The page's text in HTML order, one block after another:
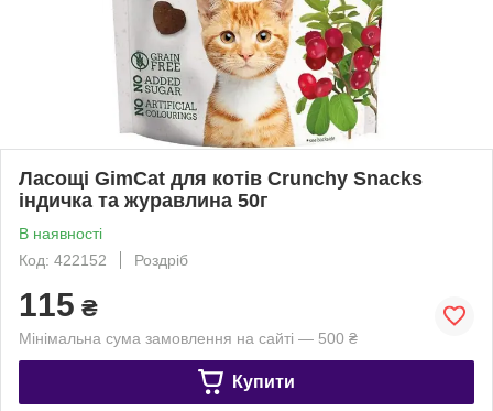
Ласощі GimCat для котів Crunchy Snacks
індичка та журавлина 50г
В наявності
Код: 422152
Роздріб
115 ₴
Мінімальна сума замовлення на сайті — 500 ₴
Купити